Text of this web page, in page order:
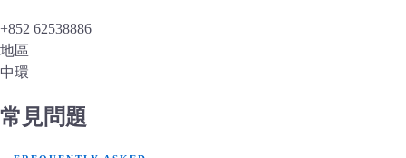
+852 62538886
地區
中環
常見問題